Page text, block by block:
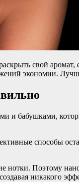
свой аромат,
экономии.
и бабушками,
способы
нотки. Поэтому
никакого